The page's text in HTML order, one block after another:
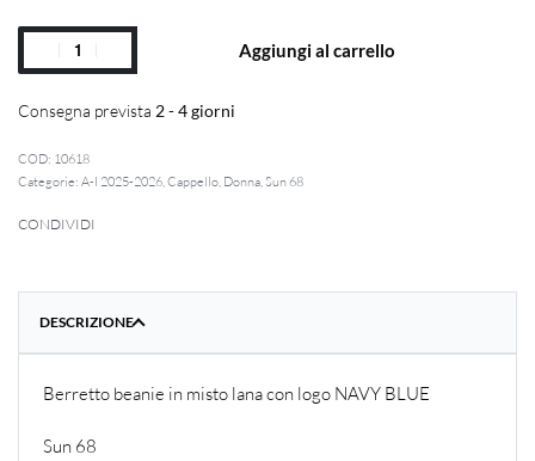
Aggiungi al carrello
Consegna prevista 2 - 4 giorni
10618
Categorie: A-I 2025-2026,Cappello, Donna,Sun 68
CONDIVIDI
DESCRIZIONE
Berretto beanie in misto lana con logo NAVY BLUE
Sun 68